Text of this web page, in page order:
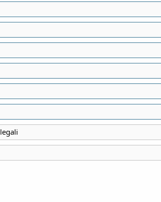
KIT “LA
DELL’ANTICA
Tenuta La
10,80€
KIT “LA
SERRA”
€ 10,80 Imposte